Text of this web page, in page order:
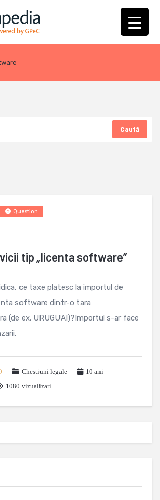
Caută
tip „licenta software”
Question
ce taxe platesc la importul de
software dintr-o tara
(de ex. URUGUAI)?Importul s-ar face
Chestiuni legale
10 ani
1080 vizualizari